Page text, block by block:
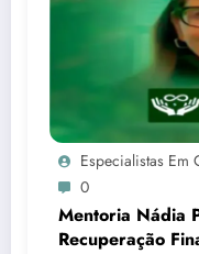
Especialistas
0
Mentoria Nádia
Recuperação